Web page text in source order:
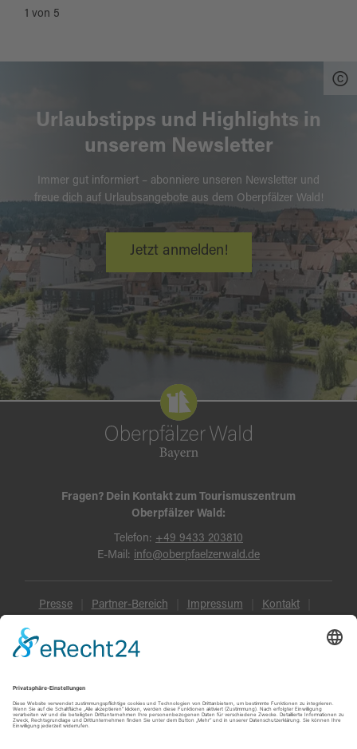
1 von 5
Urlaubstipps und Highlights in
unserem Newsletter
Immer gut informiert – abonniere unseren Newsletter und
freue dich auf Urlaubsangebote aus dem Oberpfälzer Wald!
Jetzt anmelden!
Fragen? Dein Kontakt zum Tourismuszentrum
Oberpfälzer Wald:
Telefon: +49 9433 203810
E-Mail: info@oberpfaelzerwald.de
Presse Partner-Bereich Impressum Kontakt
Datenschutz